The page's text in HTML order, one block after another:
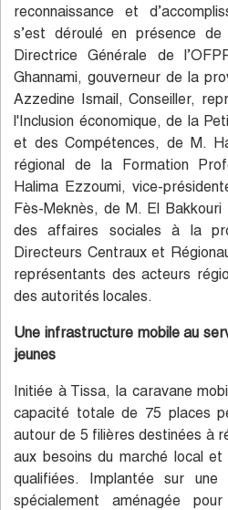
reconnaissance et
s’est déroulé en présence de
Directrice Générale de
Ghannami, gouverneur de la
Azzedine Ismail, Conseiller,
l'Inclusion économique, de la
et des Compétences, de M.
régional de la Formation
Halima Ezzoumi, vice-
Fès-Meknès, de M. El
des affaires sociales à la
Directeurs Centraux et
représentants des acteurs
des autorités locales.
Une infrastructure mobile au
jeunes
Initiée à Tissa, la caravane
capacité totale de 75 places
autour de 5 filières destinées à
aux besoins du marché local
qualifiées. Implantée sur
spécialement aménagée